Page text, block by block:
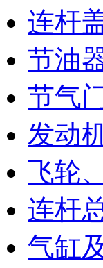
连杆
节油
节气
发动
飞轮
连杆
气缸